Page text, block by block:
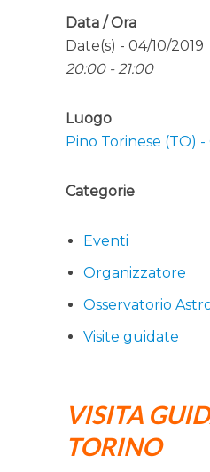
Data / Ora
Date(s) - 04/10/2019
20:00 - 21:00
Luogo
Pino Torinese (TO)
Categorie
Eventi
Organizzatore
Osservatorio
Visite guidate
VISITA
TORINO